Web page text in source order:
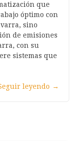
que
óptimo con
sino
de emisiones
con su
sistemas que
leyendo →